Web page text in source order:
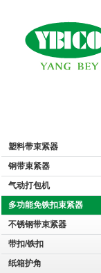
塑料带束紧器
钢带束紧器
气动打包机
多功能免铁扣束紧器
不锈钢带束紧器
带扣/铁扣
纸箱护角